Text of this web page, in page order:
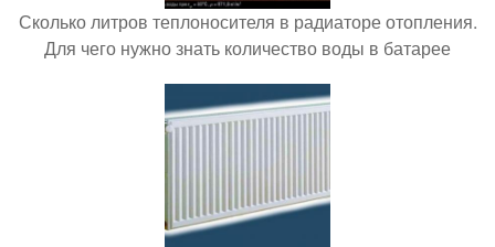
Сколько литров теплоносителя в радиаторе отопления.
Для чего нужно знать количество воды в батарее